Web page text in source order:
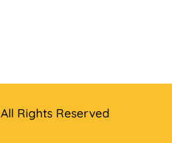
All Rights Reserved